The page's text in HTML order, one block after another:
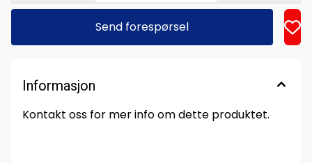
Send forespørsel
Informasjon
Kontakt oss for mer info om dette produktet.